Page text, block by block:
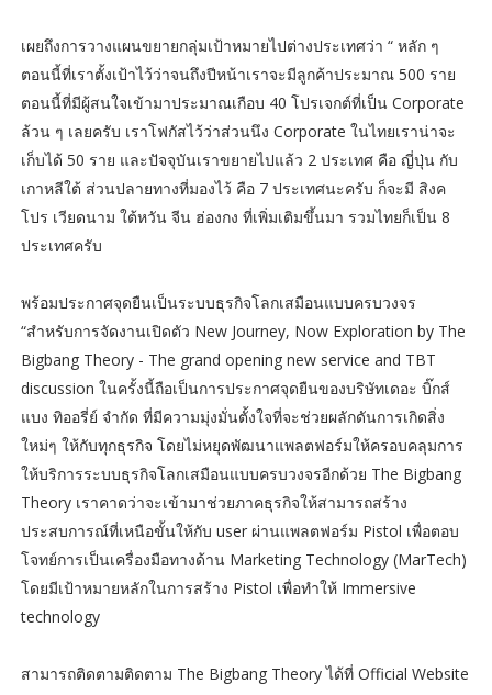
เผยถึงการวางแผนขยายกลุ่มเป้าหมายไปต่างประเทศว่า “ หลัก ๆ
ตอนนี้ที่เราตั้งเป้าไว้ว่าจนถึงปีหน้าเราจะมีลูกค้าประมาณ 500 ราย
ตอนนี้ที่มีผู้สนใจเข้ามาประมาณเกือบ 40 โปรเจกต์ที่เป็น Corporate
ล้วน ๆ เลยครับ เราโฟกัสไว้ว่าส่วนนึง Corporate ในไทยเราน่าจะ
เก็บได้ 50 ราย และปัจจุบันเราขยายไปแล้ว 2 ประเทศ คือ ญี่ปุ่น กับ
เกาหลีใต้ ส่วนปลายทางที่มองไว้ คือ 7 ประเทศนะครับ ก็จะมี สิงค
โปร เวียดนาม ใต้หวัน จีน ฮ่องกง ที่เพิ่มเติมขึ้นมา รวมไทยก็เป็น 8
ประเทศครับ
พร้อมประกาศจุดยืนเป็นระบบธุรกิจโลกเสมือนแบบครบวงจร
“สำหรับการจัดงานเปิดตัว New Journey, Now Exploration by The
Bigbang Theory - The grand opening new service and TBT
discussion ในครั้งนี้ถือเป็นการประกาศจุดยืนของบริษัทเดอะ บิ๊กส์
แบง ทิออรี่ย์ จำกัด ที่มีความมุ่งมั่นตั้งใจที่จะช่วยผลักดันการเกิดสิ่ง
ใหม่ๆ ให้กับทุกธุรกิจ โดยไม่หยุดพัฒนาแพลตฟอร์มให้ครอบคลุมการ
ให้บริการระบบธุรกิจโลกเสมือนแบบครบวงจรอีกด้วย The Bigbang
Theory เราคาดว่าจะเข้ามาช่วยภาคธุรกิจให้สามารถสร้าง
ประสบการณ์ที่เหนือขั้นให้กับ user ผ่านแพลตฟอร์ม Pistol เพื่อตอบ
โจทย์การเป็นเครื่องมือทางด้าน Marketing Technology (MarTech)
โดยมีเป้าหมายหลักในการสร้าง Pistol เพื่อทำให้ Immersive
technology
สามารถติดตามติดตาม The Bigbang Theory ได้ที่ Official Website